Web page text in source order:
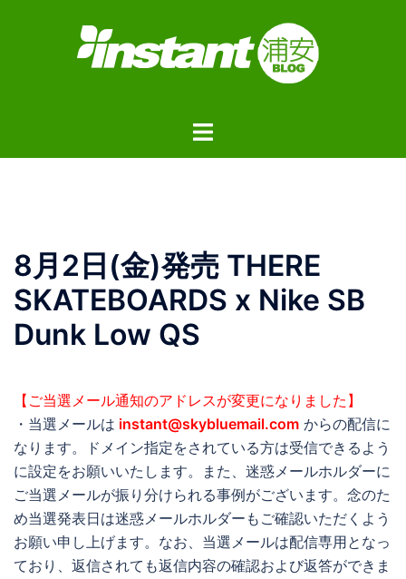
ト
ー
8月2日(金)発売 THERE
SKATEBOARDS x Nike SB
Dunk Low QS
【ご当選メール通知のアドレスが変更になりました】
・当選メールは instant@skybluemail.com からの配信に
なります。ドメイン指定をされている方は受信できるよう
に設定をお願いいたします。また、迷惑メールホルダーに
ご当選メールが振り分けられる事例がございます。念のた
め当選発表日は迷惑メールホルダーもご確認いただくよう
お願い申し上げます。なお、当選メールは配信専用となっ
ており、返信されても返信内容の確認および返答ができま